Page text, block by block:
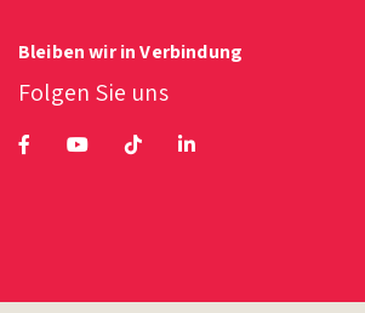
Bleiben wir in Verbindung
Folgen Sie uns